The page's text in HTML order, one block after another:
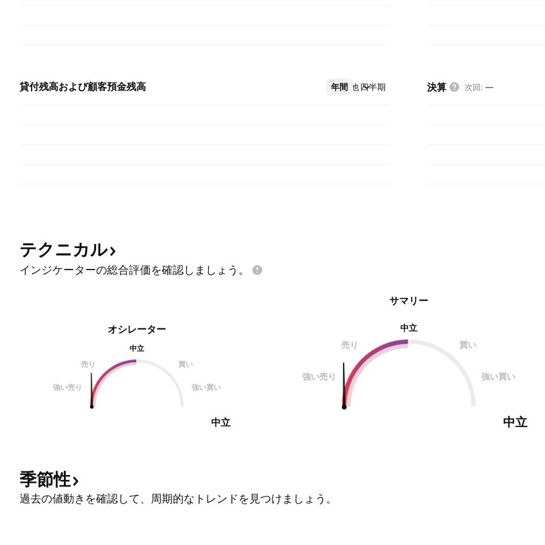
貸付残高および顧客預金残高 年間 四半期
その他 決算 次回: —
テクニカル
インジケーターの総合評価を確認しましょう。
オシレーター
中立
売り
買い
強い売り 強い買い
中立
サマリー
中立
売り
買い
強い売り 強い買い
中立
季節性
過去の値動きを確認して、周期的なトレンドを見つけましょう。